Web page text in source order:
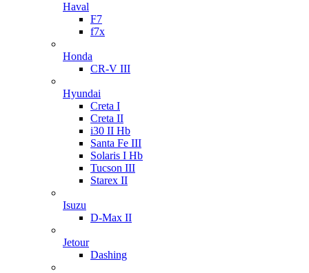
Haval
F7
f7x
Honda
CR-V III
Hyundai
Creta I
Creta II
i30 II Hb
Santa Fe III
Solaris I Hb
Tucson III
Starex II
Isuzu
D-Max II
Jetour
Dashing